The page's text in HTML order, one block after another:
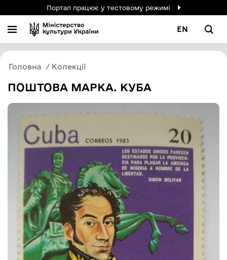
Портал працює у тестовому режимі
EN
Головна Колекції
ПОШТОВА МАРКА. КУБА